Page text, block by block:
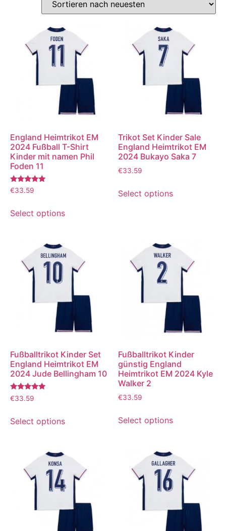
England Heimtrikot EM
2024 Fußball T-Shirt
Kinder mit namen Phil
Foden 11
Bewertet
mit
€33.59
Select options
Trikot Set Kinder Sale
England Heimtrikot EM
2024 Bukayo Saka 7
€33.59
Select options
Fußballtrikot Kinder Set
England Heimtrikot EM
2024 Jude Bellingham 10
Bewertet
mit
€33.59
Select options
Fußballtrikot Kinder
günstig England
Heimtrikot EM 2024 Kyle
Walker 2
€33.59
Select options